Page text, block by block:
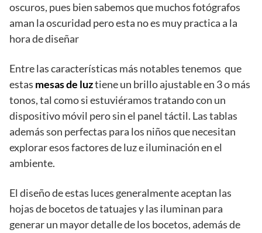
oscuros, pues bien sabemos que muchos fotógrafos
aman la oscuridad pero esta no es muy practica a la
hora de diseñar
Entre las características más notables tenemos que
estas mesas de luztiene un brillo ajustable en 3 o más
tonos, tal como si estuviéramos tratando con un
dispositivo móvil pero sin el panel táctil. Las tablas
además son perfectas para los niños que necesitan
explorar esos factores de luz e iluminación en el
ambiente.
El diseño de estas luces generalmente aceptan las
hojas de bocetos de tatuajes y las iluminan para
generar un mayor detalle de los bocetos, además de